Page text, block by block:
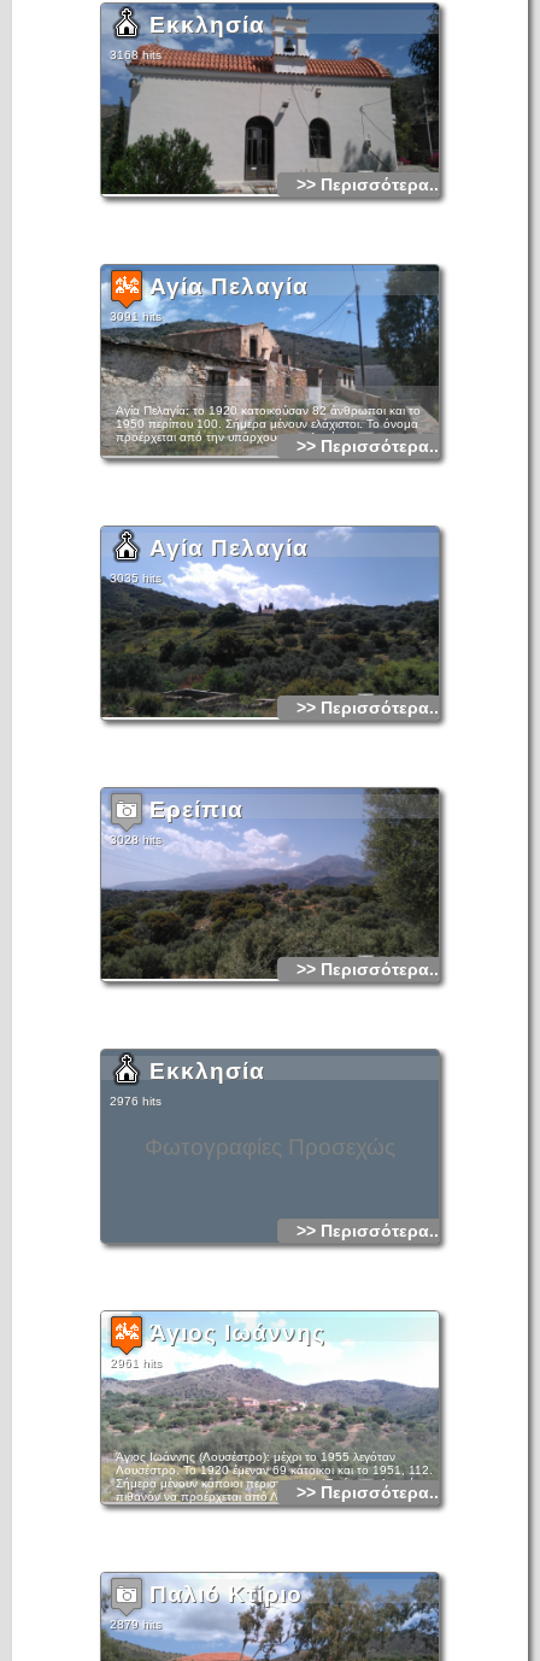
Εκκλησία
3168 hits
>> Περισσότερα...
Αγία Πελαγία
3091 hits
Αγία Πελαγία: το 1920 κατοικούσαν 82 άνθρωποι και το
1950 περίπου 100. Σήμερα μένουν ελάχιστοι. Το όνομα
προέρχεται από την υπάρχουσα εκκλησία.>> Περισσότερα...
Αγία Πελαγία
3035 hits
>> Περισσότερα...
Ερείπια
3028 hits
>> Περισσότερα...
Φωτογραφίες Προσεχώς
Εκκλησία
2976 hits
>> Περισσότερα...
Άγιος Ιωάννης
2961 hits
Άγιος Ιωάννης (Λουσέστρο): μέχρι το 1955 λεγόταν
Λουσέστρο. Το 1920 έμεναν 69 κάτοικοι και το 1951, 112.
Σήμερα μένουν κάποιοι περιστασιακά. Το όνομα Λουσέστρο
πιθανόν να προέρχεται από Λατινική λέξη. Ένα γειτονικό
ύψωμα ονομάζεται Λούτσι ή Λούτσης (lutsi= φωτεινό)
>> Περισσότερα...
Παλιό Κτίριο
2879 hits